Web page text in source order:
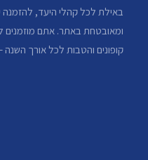
באילת לכל קהלי היעד, להזמנה
ומאובטחת באתר. אתם מוזמנים
קופונים והטבות לכל אורך